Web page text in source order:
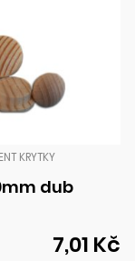
KRYTKY
dub
7,01 Kč